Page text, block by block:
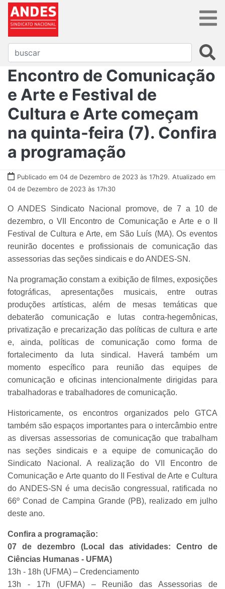
Encontro de Comunicação
e Arte e Festival de
Cultura e Arte começam
na quinta-feira (7). Confira
a programação
Publicado em 04 de Dezembro de 2023 às 17h29. Atualizado em
04 de Dezembro de 2023 às 17h30
O ANDES Sindicato Nacional promove, de 7 a 10 de
dezembro, o VII Encontro de Comunicação e Arte e o II
Festival de Cultura e Arte, em São Luís (MA). Os eventos
reunirão docentes e profissionais de comunicação das
assessorias das seções sindicais e do ANDES-SN.
Na programação constam a exibição de filmes, exposições
fotográficas, apresentações musicais, entre outras
produções artísticas, além de mesas temáticas que
debaterão comunicação e lutas contra-hegemônicas,
privatização e precarização das políticas de cultura e arte
e, ainda, políticas de comunicação como forma de
fortalecimento da luta sindical. Haverá também um
momento específico para reunião das equipes de
comunicação e oficinas intencionalmente dirigidas para
trabalhadoras e trabalhadores de comunicação.
Historicamente, os encontros organizados pelo GTCA
também são espaços importantes para o intercâmbio entre
as diversas assessorias de comunicação que trabalham
nas seções sindicais e a equipe de comunicação do
Sindicato Nacional. A realização do VII Encontro de
Comunicação e Arte quanto do II Festival de Arte e Cultura
do ANDES-SN é uma decisão congressual, ratificada no
66º Conad de Campina Grande (PB), realizado em julho
deste ano.
Confira a programação:
07 de dezembro (Local das atividades: Centro de
Ciências Humanas - UFMA)
13h - 18h (UFMA) – Credenciamento
13h - 17h (UFMA) – Reunião das Assessorias de